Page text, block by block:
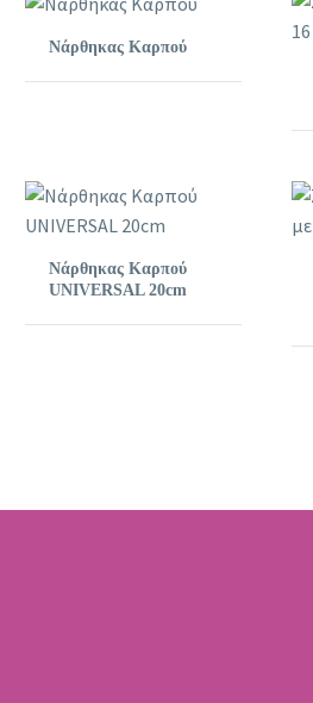
Νάρθηκας Καρπού
Νάρθηκας Καρπού
UNIVERSAL 20cm